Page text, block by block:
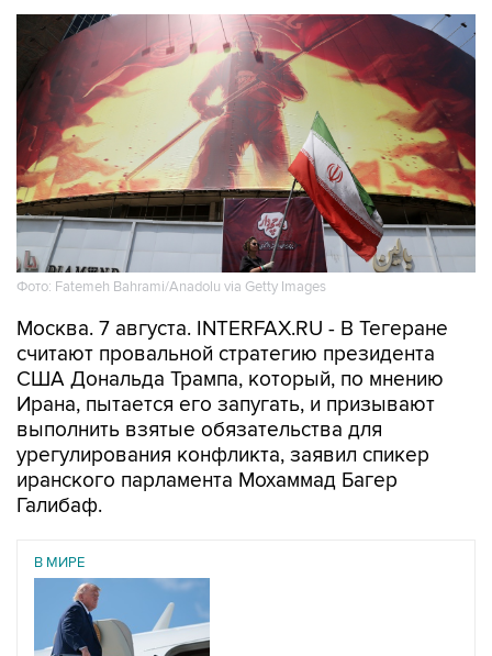
Фото: Fatemeh Bahrami/Anadolu via Getty Images
Москва. 7 августа. INTERFAX.RU - В Тегеране
считают провальной стратегию президента
США Дональда Трампа, который, по мнению
Ирана, пытается его запугать, и призывают
выполнить взятые обязательства для
урегулирования конфликта, заявил спикер
иранского парламента Мохаммад Багер
Галибаф.
В МИРЕ